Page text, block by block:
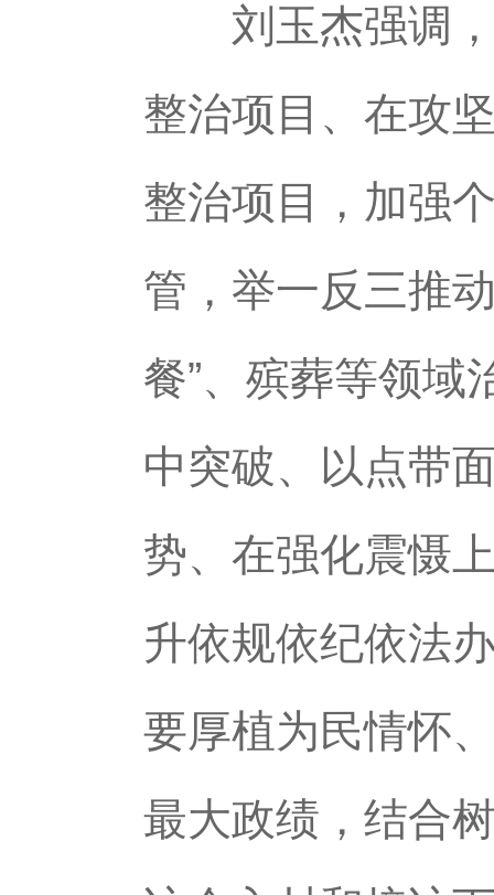
刘玉杰强调，
整治项目、在攻
整治项目，加强
管，举一反三推
餐”、殡葬等领域
中突破、以点带
势、在强化震慑
升依规依纪依法
要厚植为民情怀
最大政绩，结合